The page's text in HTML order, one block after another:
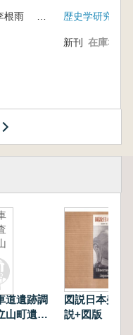
歴史学研究会
新刊 在庫なし
道遺跡調
町遺構
図説日本美
説+図版